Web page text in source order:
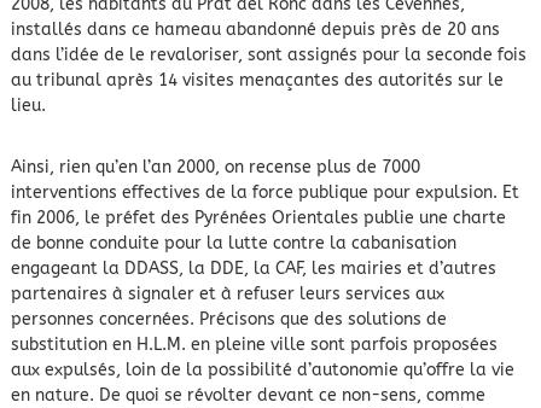
installés dans ce hameau abandonné depuis près de 20 ans
dans l’idée de le revaloriser, sont assignés pour la seconde fois
au tribunal après 14 visites menaçantes des autorités sur le
lieu.
Ainsi, rien qu’en l’an 2000, on recense plus de 7000
interventions effectives de la force publique pour expulsion. Et
fin 2006, le préfet des Pyrénées Orientales publie une charte
de bonne conduite pour la lutte contre la cabanisation
engageant la DDASS, la DDE, la CAF, les mairies et d’autres
partenaires à signaler et à refuser leurs services aux
personnes concernées. Précisons que des solutions de
substitution en H.L.M. en pleine ville sont parfois proposées
aux expulsés, loin de la possibilité d’autonomie qu’offre la vie
en nature. De quoi se révolter devant ce non-sens, comme